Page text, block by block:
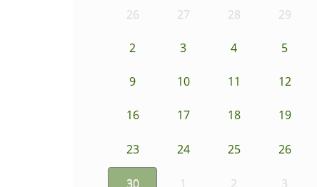
26 27 28 29
2 3 4 5
9 10 11 12
16 17 18 19
23 24 25 26
30 1 2 3